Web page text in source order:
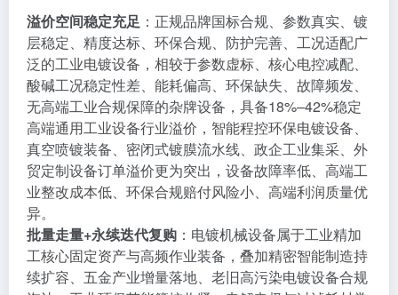
溢价空间稳定充足 ：正规品牌国标合规、参数真实、镀
层稳定、精度达标、环保合规、防护完善、工况适配广
泛的工业电镀设备，相较于参数虚标、核心电控减配、
酸碱工况稳定性差、能耗偏高、环保缺失、故障频发、
无高端工业合规保障的杂牌设备，具备18%–42%稳定
高端通用工业设备行业溢价，智能程控环保电镀设备、
真空喷镀装备、密闭式镀膜流水线、政企工业集采、外
贸定制设备订单溢价更为突出，设备故障率低、高端工
业整改成本低、环保合规赔付风险小、高端利润质量优
异。
批量走量+永续迭代复购 ：电镀机械设备属于工业精加
工核心固定资产与高频作业装备，叠加精密智能制造持
续扩容、五金产业增量落地、老旧高污染电镀设备合规